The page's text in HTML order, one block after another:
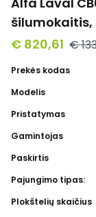
šilumokaitis,
€ 820,61 €
Prekės kodas
Modelis
Pristatymas
Gamintojas
Paskirtis
Pajungimo tipas:
Plokštelių skaičius